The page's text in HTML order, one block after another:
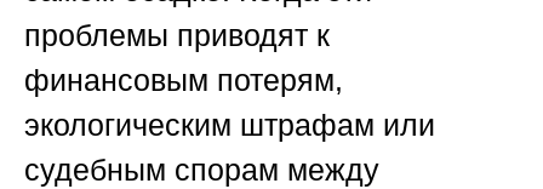
проблемы приводят к
финансовым потерям,
экологическим штрафам или
судебным спорам между